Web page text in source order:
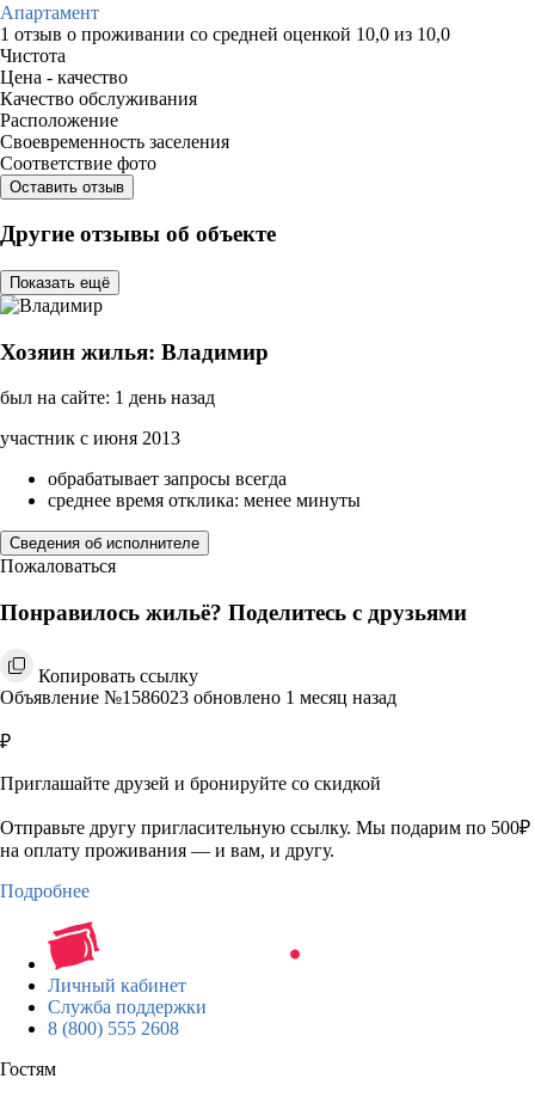
Апартамент
1 отзыв о проживании со средней оценкой 10,0 из 10,0
Чистота
Цена - качество
Качество обслуживания
Расположение
Своевременность заселения
Соответствие фото
Оставить отзыв
Другие отзывы об объекте
Показать ещё
Хозяин жилья: Владимир
был на сайте: 1 день назад
участник с июня 2013
обрабатывает запросы всегда
среднее время отклика: менее минуты
Сведения об исполнителе
Пожаловаться
Понравилось жильё? Поделитесь с друзьями
Копировать ссылку
Объявление №1586023 обновлено 1 месяц назад
₽
Приглашайте друзей и бронируйте со скидкой
Отправьте другу пригласительную ссылку. Мы подарим по 500₽
на оплату проживания — и вам, и другу.
Подробнее
Личный кабинет
Служба поддержки
8 (800) 555 2608
Гостям